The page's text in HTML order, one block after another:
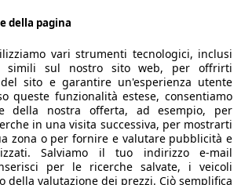
della pagina
vari strumenti tecnologici, inclusi
simili sul nostro sito web, per offrirti
sito e garantire un'esperienza utente
queste funzionalità estese, consentiamo
della nostra offerta, ad esempio, per
in una visita successiva, per mostrarti
zona o per fornire e valutare pubblicità e
Salviamo il tuo indirizzo e-mail
per le ricerche salvate, i veicoli
della valutazione dei prezzi. Ciò semplifica